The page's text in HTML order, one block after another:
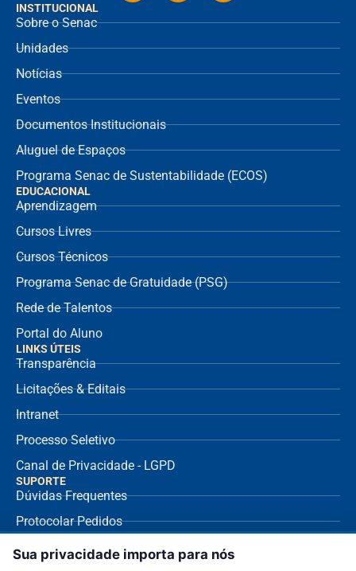
INSTITUCIONAL
Sobre o Senac
Unidades
Notícias
Eventos
Documentos Institucionais
Aluguel de Espaços
Programa Senac de Sustentabilidade (ECOS)
EDUCACIONAL
Aprendizagem
Cursos Livres
Cursos Técnicos
Programa Senac de Gratuidade (PSG)
Rede de Talentos
Portal do Aluno
LINKS ÚTEIS
Transparência
Licitações & Editais
Intranet
Processo Seletivo
Canal de Privacidade - LGPD
SUPORTE
Dúvidas Frequentes
Protocolar Pedidos
Envio de NF Fornecedor
Sua privacidade importa para nós